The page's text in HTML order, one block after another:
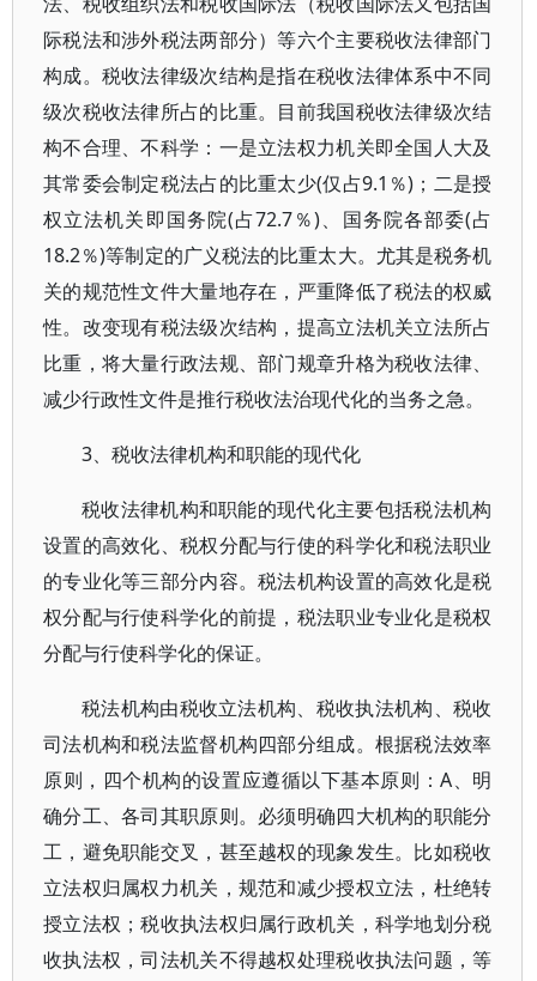
际税法和涉外税法两部分）等六个主要税收法律部门
构成。税收法律级次结构是指在税收法律体系中不同
级次税收法律所占的比重。目前我国税收法律级次结
构不合理、不科学：一是立法权力机关即全国人大及
其常委会制定税法占的比重太少(仅占9.1％)；二是授
权立法机关即国务院(占72.7％)、国务院各部委(占
18.2％)等制定的广义税法的比重太大。尤其是税务机
关的规范性文件大量地存在，严重降低了税法的权威
性。改变现有税法级次结构，提高立法机关立法所占
比重，将大量行政法规、部门规章升格为税收法律、
减少行政性文件是推行税收法治现代化的当务之急。
3、税收法律机构和职能的现代化
税收法律机构和职能的现代化主要包括税法机构
设置的高效化、税权分配与行使的科学化和税法职业
的专业化等三部分内容。税法机构设置的高效化是税
权分配与行使科学化的前提，税法职业专业化是税权
分配与行使科学化的保证。
税法机构由税收立法机构、税收执法机构、税收
司法机构和税法监督机构四部分组成。根据税法效率
原则，四个机构的设置应遵循以下基本原则：A、明
确分工、各司其职原则。必须明确四大机构的职能分
工，避免职能交叉，甚至越权的现象发生。比如税收
立法权归属权力机关，规范和减少授权立法，杜绝转
授立法权；税收执法权归属行政机关，科学地划分税
收执法权，司法机关不得越权处理税收执法问题，等